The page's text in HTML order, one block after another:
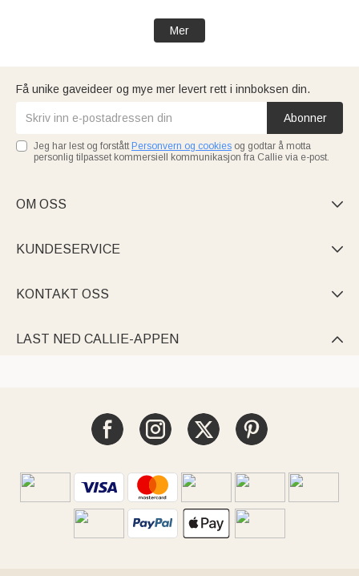
gutter
Mer
Få unike gaveideer og mye mer levert rett i innboksen din.
Abonner
Jeg har lest og forstått Personvern og cookies og godtar å motta
personlig tilpasset kommersiell kommunikasjon fra Callie via e-post.
OM OSS 
KUNDESERVICE 
KONTAKT OSS 
LAST NED CALLIE-APPEN 